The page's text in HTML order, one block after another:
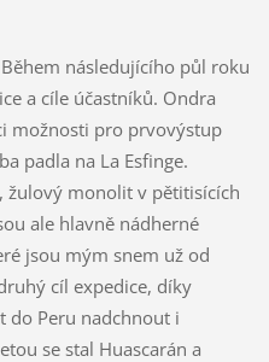
následujícího půl roku
a cíle účastníků. Ondra
možnosti pro prvovýstup
padla na La Esfinge.
monolit v pětitisících
ale hlavně nádherné
jsou mým snem už od
cíl expedice, díky
do Peru nadchnout i
se stal Huascarán a